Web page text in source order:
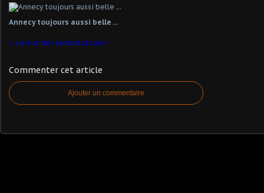
Annecy toujours aussi belle ...
Le mur des lamentations !
Commenter cet article
Ajouter un commentaire